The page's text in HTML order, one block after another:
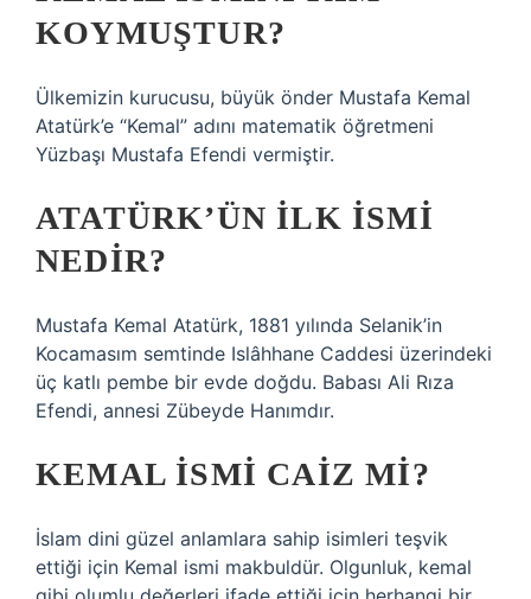
KOYMUŞTUR?
Ülkemizin kurucusu, büyük önder Mustafa Kemal
Atatürk’e “Kemal” adını matematik öğretmeni
Yüzbaşı Mustafa Efendi vermiştir.
ATATÜRK’ÜN ILK ISMI
NEDIR?
Mustafa Kemal Atatürk, 1881 yılında Selanik’in
Kocamasım semtinde Islâhhane Caddesi üzerindeki
üç katlı pembe bir evde doğdu. Babası Ali Rıza
Efendi, annesi Zübeyde Hanımdır.
KEMAL ISMI CAIZ MI?
İslam dini güzel anlamlara sahip isimleri teşvik
ettiği için Kemal ismi makbuldür. Olgunluk, kemal